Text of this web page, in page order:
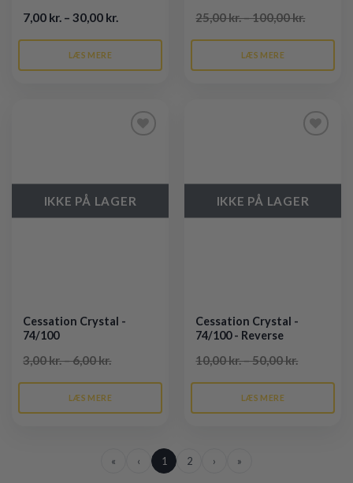
7,00 kr. – 30,00 kr.
LÆS MERE
25,00 kr. – 100,00 kr.
LÆS MERE
IKKE PÅ LAGER
Cessation Crystal -
74/100
3,00 kr. – 6,00 kr.
LÆS MERE
IKKE PÅ LAGER
Cessation Crystal -
74/100 - Reverse
10,00 kr. – 50,00 kr.
LÆS MERE
« ‹ 1 2 › »